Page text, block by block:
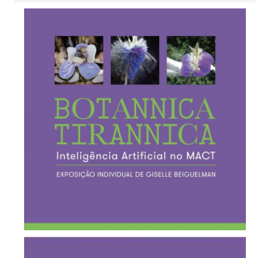
Advocacia-Geral da União
Banco Central do Brasil